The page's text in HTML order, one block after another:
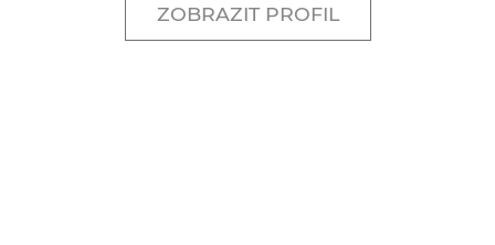
ZOBRAZIT PROFIL